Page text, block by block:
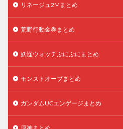
リネージュ2Mまとめ
荒野行動金券まとめ
妖怪ウォッチぷにぷにまとめ
モンストオーブまとめ
ガンダムUCエンゲージまとめ